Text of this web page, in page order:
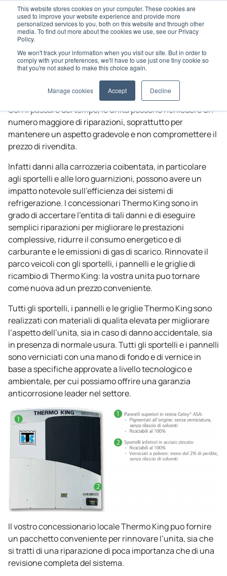
This website stores cookies on your computer. These cookies are
used to improve your website experience and provide more
personalized services to you, both on this website and through other
media. To find out more about the cookies we use, see our Privacy
Policy.
We won't track your information when you visit our site. But in order to
comply with your preferences, we'll have to use just one tiny cookie so
that you're not asked to make this choice again.
Manage cookies Accept Decline
Home Parti di ricambio originali Finishing Touches
Finiture
Con il passare del tempo, le unita possono richiedere un
numero maggiore di riparazioni, soprattutto per
mantenere un aspetto gradevole e non compromettere il
prezzo di rivendita.
Infatti danni alla carrozzeria coibentata, in particolare
agli sportelli e alle loro guarnizioni, possono avere un
impatto notevole sull’efficienza dei sistemi di
refrigerazione. I concessionariThermo Kingsono in
grado di accertare l’entita di tali danni e di eseguire
semplici riparazioni per migliorare le prestazioni
complessive, ridurre il consumo energetico e di
carburante e le emissioni di gas di scarico. Rinnovate il
parco veicoli con gli sportelli, i pannelli e le griglie di
ricambio diThermo King: la vostra unita puo tornare
come nuova ad un prezzo conveniente.
Tutti gli sportelli, i pannelli e le griglieThermo Kingsono
realizzati con materiali di qualita elevata per migliorare
l’aspetto dell’unita, sia in caso di danno accidentale, sia
in presenza di normale usura. Tutti gli sportelli e i pannelli
sono verniciati con una mano di fondo e di vernice in
base a specifiche approvate a livello tecnologico e
ambientale, per cui possiamo offrire una garanzia
anticorrosione leader nel settore.
Il vostro concessionario localeThermo Kingpuo fornire
un pacchetto conveniente per rinnovare l’unita, sia che
si tratti di una riparazione di poca importanza che di una
revisione completa del sistema.